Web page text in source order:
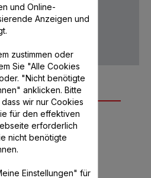
und Online-
Anzeigen und
zustimmen oder
Sie "Alle Cookies
"Nicht benötigte
anklicken. Bitte
wir nur Cookies
für den effektiven
erforderlich
nicht benötigte
Einstellungen" für